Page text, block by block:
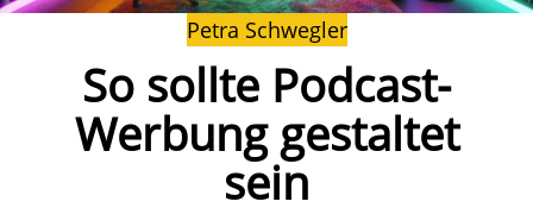
Petra Schwegler
So sollte Podcast-
Werbung gestaltet
sein